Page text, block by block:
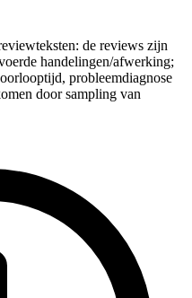
de reviews zijn
handelingen/afwerking;
probleemdiagnose
door sampling van